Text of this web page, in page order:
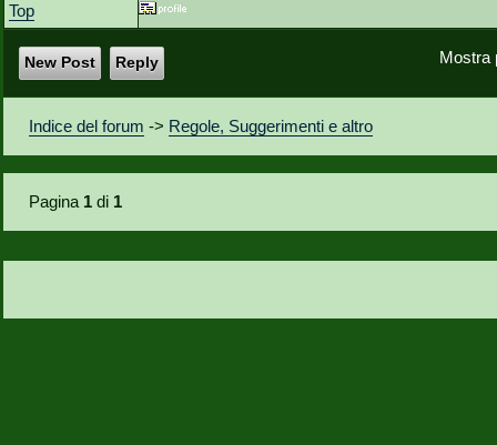
Top
Mostra
New Post Reply
Indice del forum -> Regole, Suggerimenti e altro
Pagina 1 di 1